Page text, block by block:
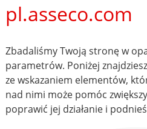
pl.asseco.com
Zbadaliśmy Twoją stronę w
parametrów. Poniżej
ze wskazaniem elementów,
nad nimi może pomóc
poprawić jej działanie i